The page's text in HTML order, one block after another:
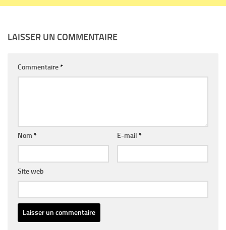
LAISSER UN COMMENTAIRE
Commentaire*
Nom * E-mail *
Site web